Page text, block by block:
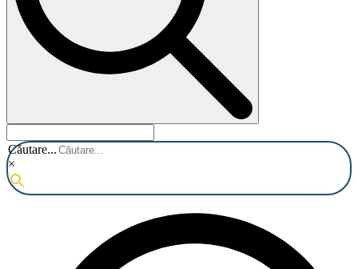
Căutare...
×